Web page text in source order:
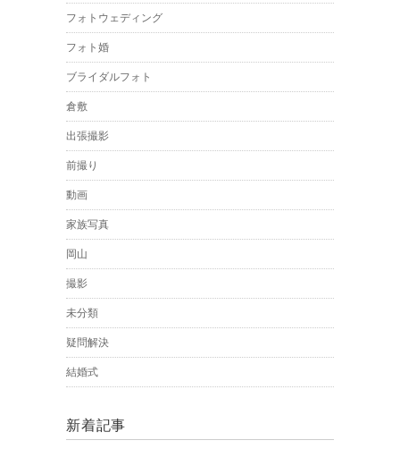
フォトウェディング
フォト婚
ブライダルフォト
倉敷
出張撮影
前撮り
動画
家族写真
岡山
撮影
未分類
疑問解決
結婚式
新着記事